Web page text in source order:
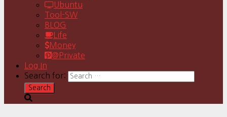
Ubuntu
Tool-SW
BLOG
Life
Money
@Private
Log In
Search for: